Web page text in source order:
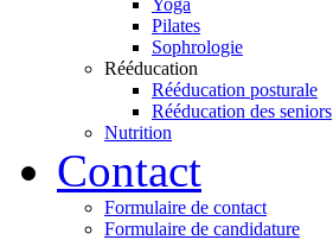
Pilates
Sophrologie
Rééducation
Rééducation posturale
Rééducation des seniors
Nutrition
Contact
Formulaire de contact
Formulaire de candidature